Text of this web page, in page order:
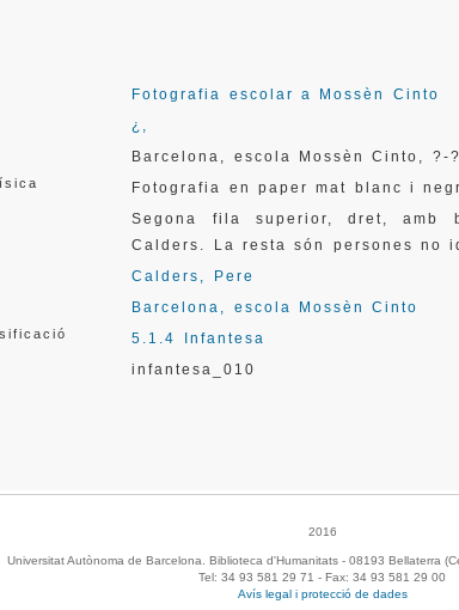
Fotografia escolar a Mossèn Cinto
¿,
Barcelona, escola Mossèn Cinto, ?-
Fotografia en paper mat blanc i
Segona fila superior, dret, amb
Calders. La resta són persones no
Calders, Pere
Barcelona, escola Mossèn Cinto
5.1.4 Infantesa
infantesa_010
2016
Universitat Autònoma de Barcelona. Biblioteca d'Humanitats - 08193 Bellaterra
Tel: 34 93 581 29 71 - Fax: 34 93 581 29 00
Avís legal i protecció de dades